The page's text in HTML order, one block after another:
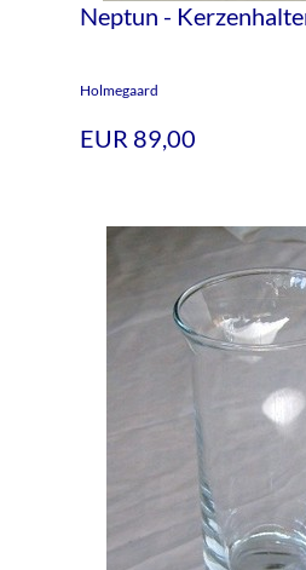
Neptun -
Holmegaard
EUR 89,00